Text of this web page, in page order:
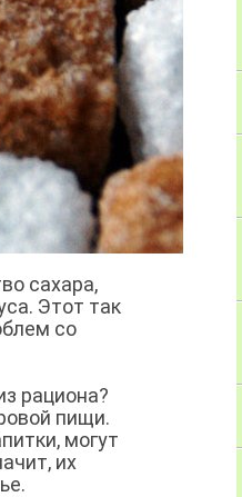
сахара,
Этот так
со
рациона?
пищи.
могут
их